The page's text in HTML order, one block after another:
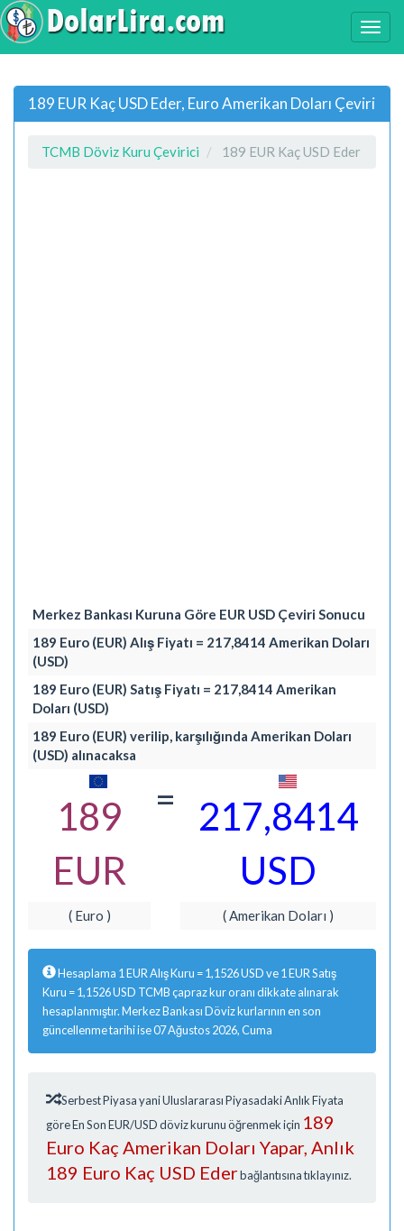
189 EUR Kaç USD Eder, Euro Amerikan Doları Çeviri
TCMB Döviz Kuru Çevirici 189 EUR Kaç USD Eder
Merkez Bankası Kuruna Göre EUR USD Çeviri Sonucu
189 Euro (EUR) Alış Fiyatı = 217,8414 Amerikan Doları
(USD)
189 Euro (EUR) Satış Fiyatı = 217,8414 Amerikan
Doları (USD)
189 Euro (EUR) verilip, karşılığında Amerikan Doları
(USD) alınacaksa
189
EUR
=
217,8414
USD
( Euro ) ( Amerikan Doları )
Hesaplama 1 EUR Alış Kuru = 1,1526 USD ve 1 EUR Satış
Kuru = 1,1526 USD TCMB çapraz kur oranı dikkate alınarak
hesaplanmıştır. Merkez Bankası Döviz kurlarının en son
güncellenme tarihi ise 07 Ağustos 2026, Cuma
Serbest Piyasa yani Uluslararası Piyasadaki Anlık Fiyata
göre En Son EUR/USD döviz kurunu öğrenmek için 189
Euro Kaç Amerikan Doları Yapar, Anlık
189 Euro Kaç USD Ederbağlantısına tıklayınız.